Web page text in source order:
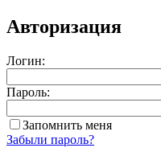
Авторизация
Логин:
Пароль:
Запомнить меня
Забыли пароль?